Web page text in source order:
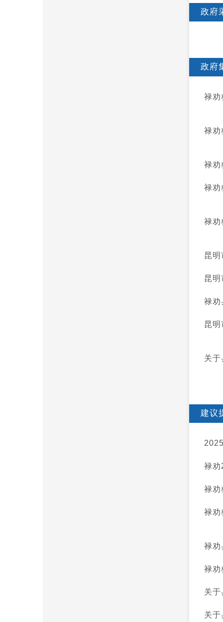
政府
政府
禄劝
禄劝
禄劝
禄劝
禄劝
昆
昆
禄劝
昆
关
建议
禄劝
禄劝
禄劝
禄劝
禄劝
关
关